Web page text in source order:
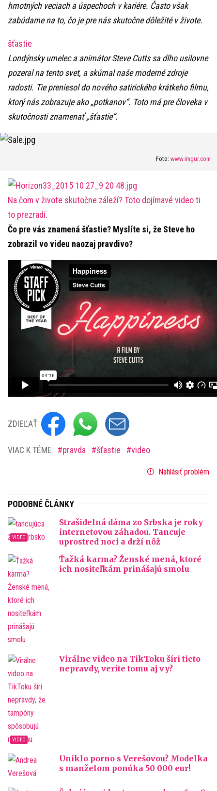
hmotných veciach a úspechoch v kariére. Často však
zabúdame na to, čo je pre nás skutočne dôležité v živote.
šťastie
Londýnsky umelec a animátor Steve Cutts sa dlho usilovne
pozeral na tento svet, a skúmal naše moderné zdroje
radosti. Tie preniesol do nového satirického krátkeho filmu,
ktorý nás zobrazuje ako „potkanov“. Toto má pre človeka v
skutočnosti znamenať „šťastie“.
Foto: www.imgur.com
Na čom v živote skutočne záleží? Toto dojímavé video ti
to prezradí.
Čo pre vás znamená šťastie? Myslíte si, že Steve ho
zobrazil vo videu naozaj pravdivo?
ZDIEĽAŤ
VIAC K TÉME pravda šťastie video
Nahlásiť problém
PODOBNÉ ČLÁNKY
Strašidelná dáma zo Srbska je roky
internetovou záhadou. Tancuje
uprostred noci a drží nôž
Ťažká karma? Ženské mená, ktoré
ich nositeľkám prinášajú smolu
Virálne video na TikToku šíri tieto
nepravdy, veríte tomu aj vy?
Uniklo porno s Verešovou? Modelka
s manželom ponúka 50 000 eur!